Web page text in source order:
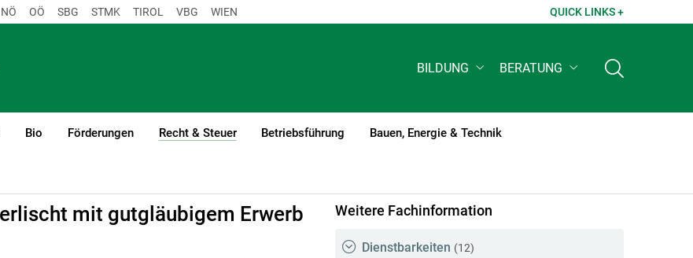
NÖ OÖ SBG STMK TIROL VBG WIEN QUICK LINKS +
BILDUNG BERATUNG
Bio Förderungen Recht & Steuer
(current)1
Betriebsführung Bauen, Energie & Technik
mit gutgläubigem Erwerb
Weitere Fachinformation
Dienstbarkeiten (12)